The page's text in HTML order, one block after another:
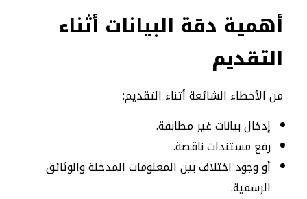
أهمية دقة البيانات أثناء
التقديم
من الأخطاء الشائعة أثناء التقديم:
إدخال بيانات غير مطابقة.
رفع مستندات ناقصة.
أو وجود اختلاف بين المعلومات المدخلة والوثائق
الرسمية.